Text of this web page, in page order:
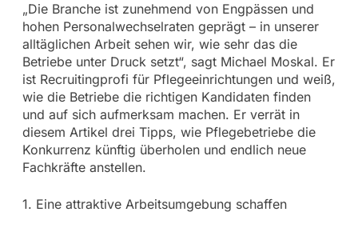
„Die Branche ist zunehmend von Engpässen und
hohen Personalwechselraten geprägt – in unserer
alltäglichen Arbeit sehen wir, wie sehr das die
Betriebe unter Druck setzt“, sagt Michael Moskal. Er
ist Recruitingprofi für Pflegeeinrichtungen und weiß,
wie die Betriebe die richtigen Kandidaten finden
und auf sich aufmerksam machen. Er verrät in
diesem Artikel drei Tipps, wie Pflegebetriebe die
Konkurrenz künftig überholen und endlich neue
Fachkräfte anstellen.
1. Eine attraktive Arbeitsumgebung schaffen